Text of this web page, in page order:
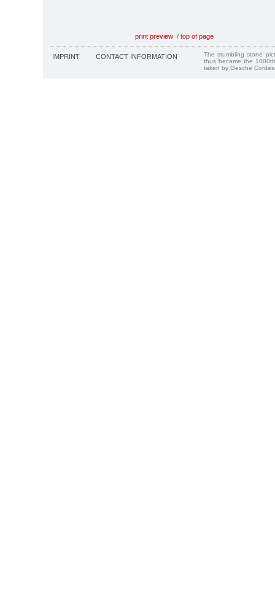
print preview / top of page
IMPRINT CONTACT INFORMATION
The stumbling stone
thus became the
taken by Gesche